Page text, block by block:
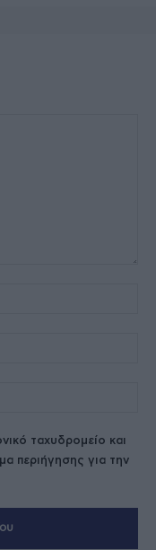
ταχυδρομείο και
περιήγησης για την